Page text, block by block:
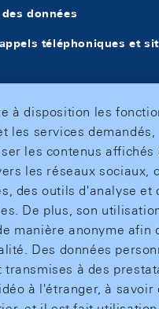
données
téléphoniques et
à disposition les
les services demandés,
les contenus affichés
les réseaux sociaux,
des outils d'analyse et
De plus, son
manière anonyme afin
Des données
transmises à des
à l'étranger, à savoir